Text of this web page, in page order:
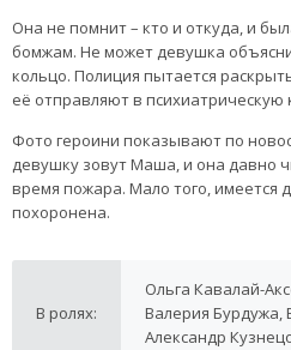
Она не помнит – кто и откуда, и
бомжам. Не может девушка
кольцо. Полиция пытается
её отправляют в психиатрическую
Фото героини показывают по
девушку зовут Маша, и она давно
время пожара. Мало того, имеется
похоронена.
В ролях:
Ольга Кавалай-
Валерия
Александр